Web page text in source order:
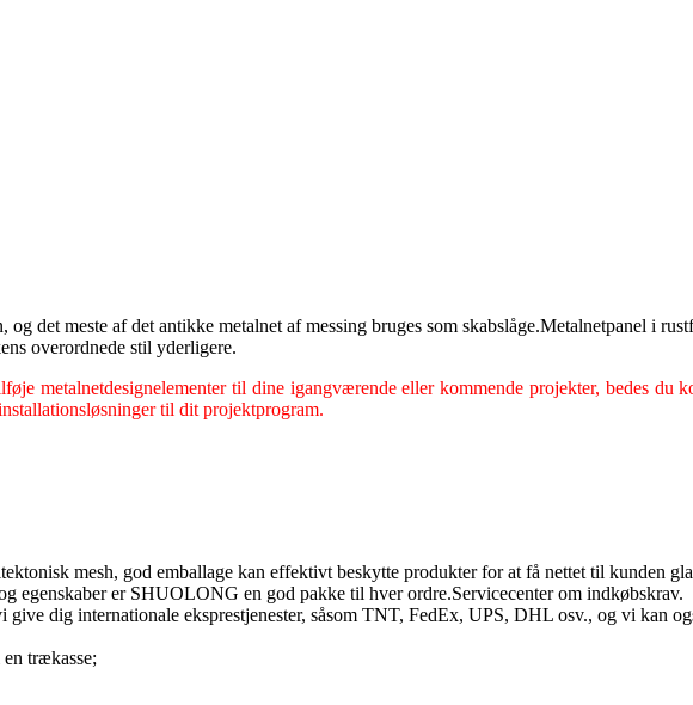
det meste af det antikke metalnet af messing bruges som skabslåge.Metalnetpanel i
overordnede stil yderligere.
metalnetdesignelementer til dine igangværende eller kommende projekter, bedes
til dit projektprogram.
mesh, god emballage kan effektivt beskytte produkter for at få nettet til kunden
egenskaber er SHUOLONG en god pakke til hver ordre.Servicecenter om indkøbskrav.
dig internationale eksprestjenester, såsom TNT, FedEx, UPS, DHL osv., og vi kan
trækasse;